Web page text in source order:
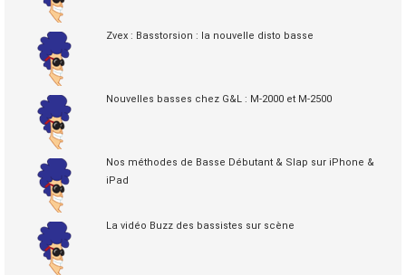
Zvex : Basstorsion : la nouvelle disto basse
Nouvelles basses chez G&L : M-2000 et M-2500
Nos méthodes de Basse Débutant & Slap sur iPhone &
iPad
La vidéo Buzz des bassistes sur scène